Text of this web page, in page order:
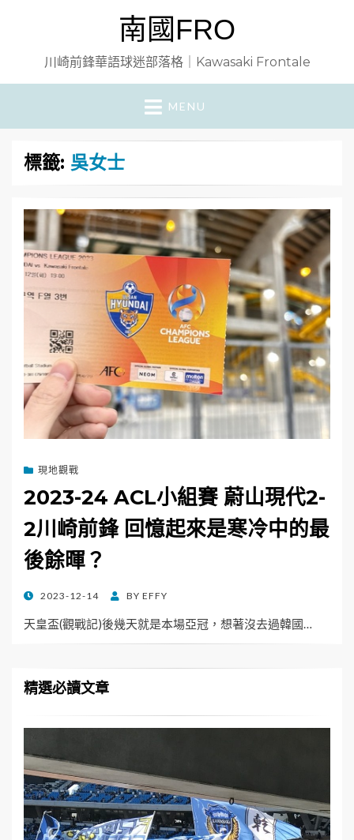
南國FRO
川崎前鋒華語球迷部落格｜Kawasaki Frontale
MENU
標籤: 吳女士
現地觀戰
2023-24 ACL小組賽 蔚山現代2-
2川崎前鋒 回憶起來是寒冷中的最
後餘暉？
POSTED
2023-12-14 BY EFFY
天皇盃(觀戰記)後幾天就是本場亞冠，想著沒去過韓國…
精選必讀文章